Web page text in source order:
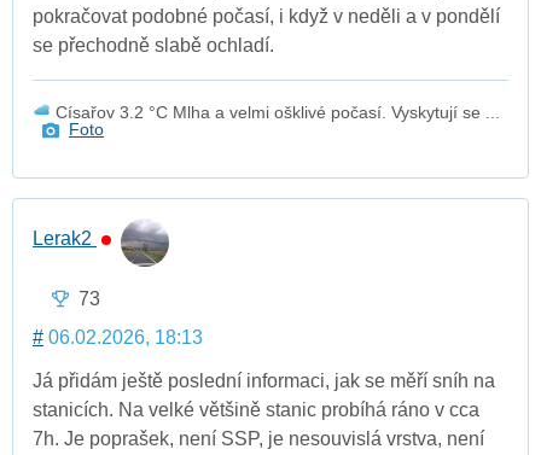
pokračovat podobné počasí, i když v neděli a v pondělí
se přechodně slabě ochladí.
Císařov 3.2 °C Mlha a velmi ošklivé počasí. Vyskytují se ...
Foto
Lerak2
73
# 06.02.2026, 18:13
Já přidám ještě poslední informaci, jak se měří sníh na
stanicích. Na velké většině stanic probíhá ráno v cca
7h. Je poprašek, není SSP, je nesouvislá vrstva, není